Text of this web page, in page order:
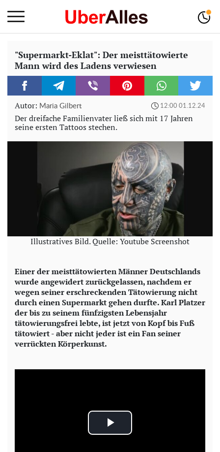
"Supermarkt-Eklat": Der meisttätowierte
Mann wird des Ladens verwiesen
Autor: Maria Gilbert 12:00 01.12.24
Der dreifache Familienvater ließ sich mit 17 Jahren
seine ersten Tattoos stechen.
Illustratives Bild. Quelle: Youtube Screenshot
Einer der meisttätowierten Männer Deutschlands
wurde angewidert zurückgelassen, nachdem er
wegen seiner erschreckenden Tätowierung nicht
durch einen Supermarkt gehen durfte. Karl Platzer
der bis zu seinem fünfzigsten Lebensjahr
tätowierungsfrei lebte, ist jetzt von Kopf bis Fuß
tätowiert - aber nicht jeder ist ein Fan seiner
verrückten Körperkunst.
P